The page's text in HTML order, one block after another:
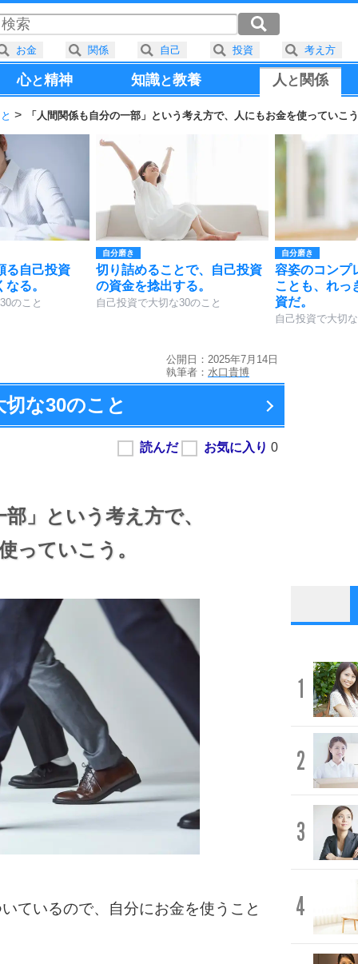
心と精神 知識と教養 人と 関係
「人間関係も自分の一部」という考え方で、人にもお金を使っていこ
る自己投資
る。
のこと
自分磨き
切り詰めることで、自己投資
の資金を捻出する。
自己投資で大切な30のこと
自分磨き
容姿のコンプ
ことも、れっ
資だ。
自己投資で大切
公開日：2025年7月14日
執筆者： 水口貴博
切な30のこと
」という考え方で、
っていこう。
ているので、自分にお金を使うこと
1
2
3
4
お金 関係 自己 投資 考え方